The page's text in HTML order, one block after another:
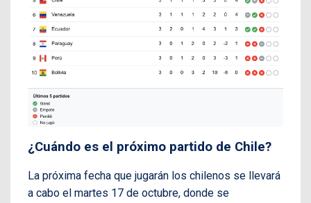
¿Cuándo es el próximo partido de Chile?
La próxima fecha que jugarán los chilenos se llevará
a cabo el martes 17 de octubre, donde se